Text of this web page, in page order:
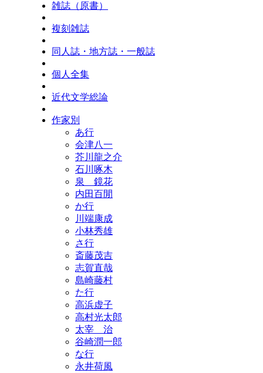
雑誌（原書）
複刻雑誌
同人誌・地方誌・一般誌
個人全集
近代文学総論
作家別
あ行
会津八一
芥川龍之介
石川啄木
泉 鏡花
内田百閒
か行
川端康成
小林秀雄
さ行
斎藤茂吉
志賀直哉
島崎藤村
た行
高浜虚子
高村光太郎
太宰 治
谷崎潤一郎
な行
永井荷風